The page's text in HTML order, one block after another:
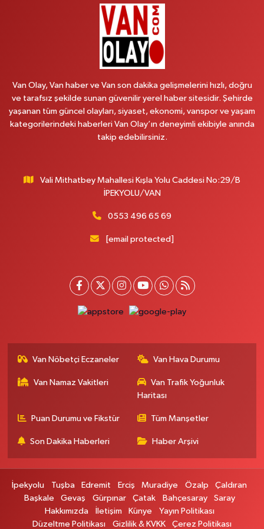
CUMHURİYET MAH.ZÜBEYDE HANIM CAD.DIŞ KAPI NO:34 A lokman
Yol Tarifi Al
Hekimoğlu Eczanesi
0 (541) 147 65 65 Yol Tarifi Al
Koç Eczanesi
CUMHURİYET MAH.KONAK SK.NO:6
SÜPHAN MAH.İPEKYOLU CAD.NO:283G BAHÇEŞEHİR KOLEJİ KARŞISI-
0 (542) 378 02 68 Yol Tarifi Al
ECIVILCOCUKMAGAZASIKARSISI
0 (542) 384 45 20 Yol Tarifi Al
HALK EĞİTİM MERKEZİ KARŞ.NO:1C
Kamer Eczanesi
Kampüs Yolu Üzeri Kampüs Galericiler Sitesi Yanı No:43
Yol Tarifi Al
Van Olay, Van haber ve Van son dakika gelişmelerini hızlı, doğru
ve tarafsız şekilde sunan güvenilir yerel haber sitesidir. Şehirde
yaşanan tüm güncel olayları, siyaset, ekonomi, vanspor ve yaşam
kategorilerindeki haberleri Van Olay’ın deneyimli ekibiyle anında
takip edebilirsiniz.
Vali Mithatbey Mahallesi Kışla Yolu Caddesi No:29/B
İPEKYOLU/VAN
0553 496 65 69
[email protected]
Van Nöbetçi Eczaneler Van Hava Durumu
Van Namaz Vakitleri
Van Trafik Yoğunluk
Haritası
Puan Durumu ve Fikstür Tüm Manşetler
Son Dakika Haberleri Haber Arşivi
İpekyolu Tuşba Edremit Erciş Muradiye Özalp
Çaldıran
Başkale
Gevaş Gürpınar Çatak Bahçesaray
Saray
Hakkımızda
İletişim Künye
Yayın Politikası
Düzeltme Politikası
Gizlilik & KVKK Çerez Politikası